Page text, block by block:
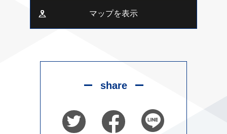
マップを表示
share